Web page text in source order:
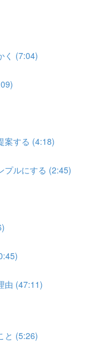
く (7:04)
案する (4:18)
プルにする (2:45)
由 (47:11)
と (5:26)